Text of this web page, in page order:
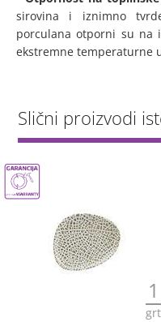
sirovina i iznimno
porculana otporni su na
ekstremne temperaturne
Slični proizvodi
1
grt